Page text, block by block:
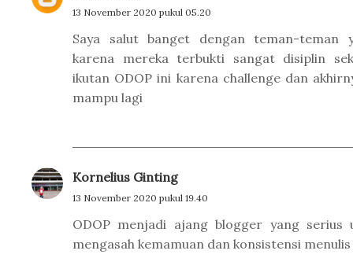
13 November 2020 pukul 05.20
Saya salut banget dengan teman-teman
karena mereka terbukti sangat disiplin
ikutan ODOP ini karena challenge dan
mampu lagi
Kornelius Ginting
13 November 2020 pukul 19.40
ODOP menjadi ajang blogger yang serius
mengasah kemamuan dan konsistensi menulis